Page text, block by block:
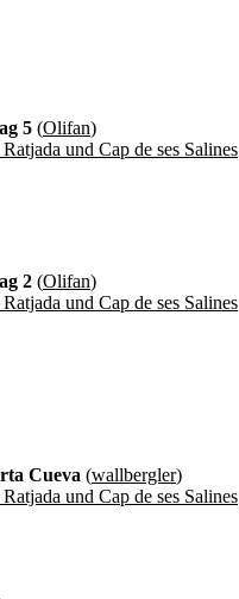
5 (Olifan)
und Cap de ses Salines
2 (Olifan)
und Cap de ses Salines
Cueva (wallbergler)
und Cap de ses Salines